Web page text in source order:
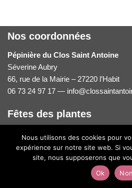
Nos coordonnées
Pépinière du Clos Saint Antoine
Séverine Aubry
66, rue de la Mairie – 27220 l’Habit
06 73 24 97 17 —
Fêtes des plantes
Calendrier 2026 ici
| Propulsé par
Nous utilisons des cookies pour
expérience sur notre site web. Si
site, nous supposerons que
Ok
Non